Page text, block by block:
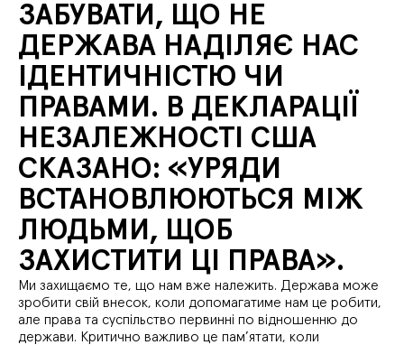
ЗАБУВАТИ, ЩО НЕ
ДЕРЖАВА НАДІЛЯЄ НАС
ІДЕНТИЧНІСТЮ ЧИ
ПРАВАМИ. В ДЕКЛАРАЦІЇ
НЕЗАЛЕЖНОСТІ США
СКАЗАНО: «УРЯДИ
ВСТАНОВЛЮЮТЬСЯ МІЖ
ЛЮДЬМИ, ЩОБ
ЗАХИСТИТИ ЦІ ПРАВА».
Ми захищаємо те, що нам вже належить. Держава може
зробити свій внесок, коли допомагатиме нам це робити,
але права та суспільство первинні по відношенню до
держави. Критично важливо це пам’ятати, коли